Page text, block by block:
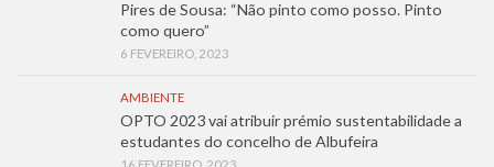
Pires de Sousa: “Não pinto como posso. Pinto
como quero”
6 FEVEREIRO, 2023
AMBIENTE
OPTO 2023 vai atribuir prémio sustentabilidade a
estudantes do concelho de Albufeira
16 FEVEREIRO, 2023